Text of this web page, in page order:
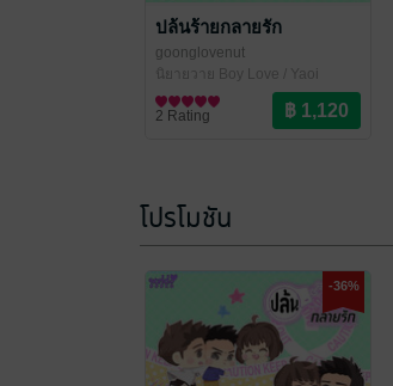
ปล้นร้ายกลายรัก
goonglovenut
นิยายวาย Boy Love / Yaoi
2 Rating
โปรโมชัน
-36%